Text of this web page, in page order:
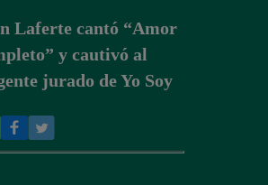
Laferte cantó “Amor
y cautivó al
jurado de Yo Soy